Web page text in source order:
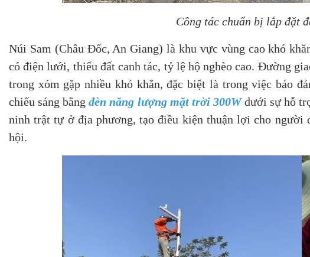
Công tác chuẩn bị lắp đặt
Núi Sam (Châu Đốc, An Giang) là khu vực vùng cao khó
có điện lưới, thiếu đất canh tác, tỷ lệ hộ nghèo cao. Đường
trong xóm gặp nhiều khó khăn, đặc biệt là trong việc bảo
chiếu sáng bằngđèn năng lượng mặt trời 300Wdưới sự hỗ
ninh trật tự ở địa phương, tạo điều kiện thuận lợi cho người
hội.